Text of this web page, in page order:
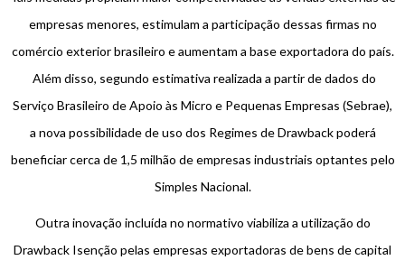
empresas menores, estimulam a participação dessas firmas no
comércio exterior brasileiro e aumentam a base exportadora do país.
Além disso, segundo estimativa realizada a partir de dados do
Serviço Brasileiro de Apoio às Micro e Pequenas Empresas (Sebrae),
a nova possibilidade de uso dos Regimes de Drawback poderá
beneficiar cerca de 1,5 milhão de empresas industriais optantes pelo
Simples Nacional.
Outra inovação incluída no normativo viabiliza a utilização do
Drawback Isenção pelas empresas exportadoras de bens de capital